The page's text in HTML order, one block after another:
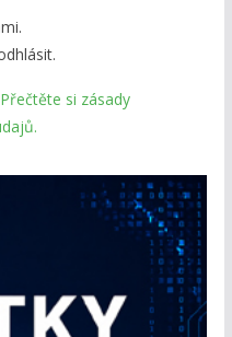
si zásady